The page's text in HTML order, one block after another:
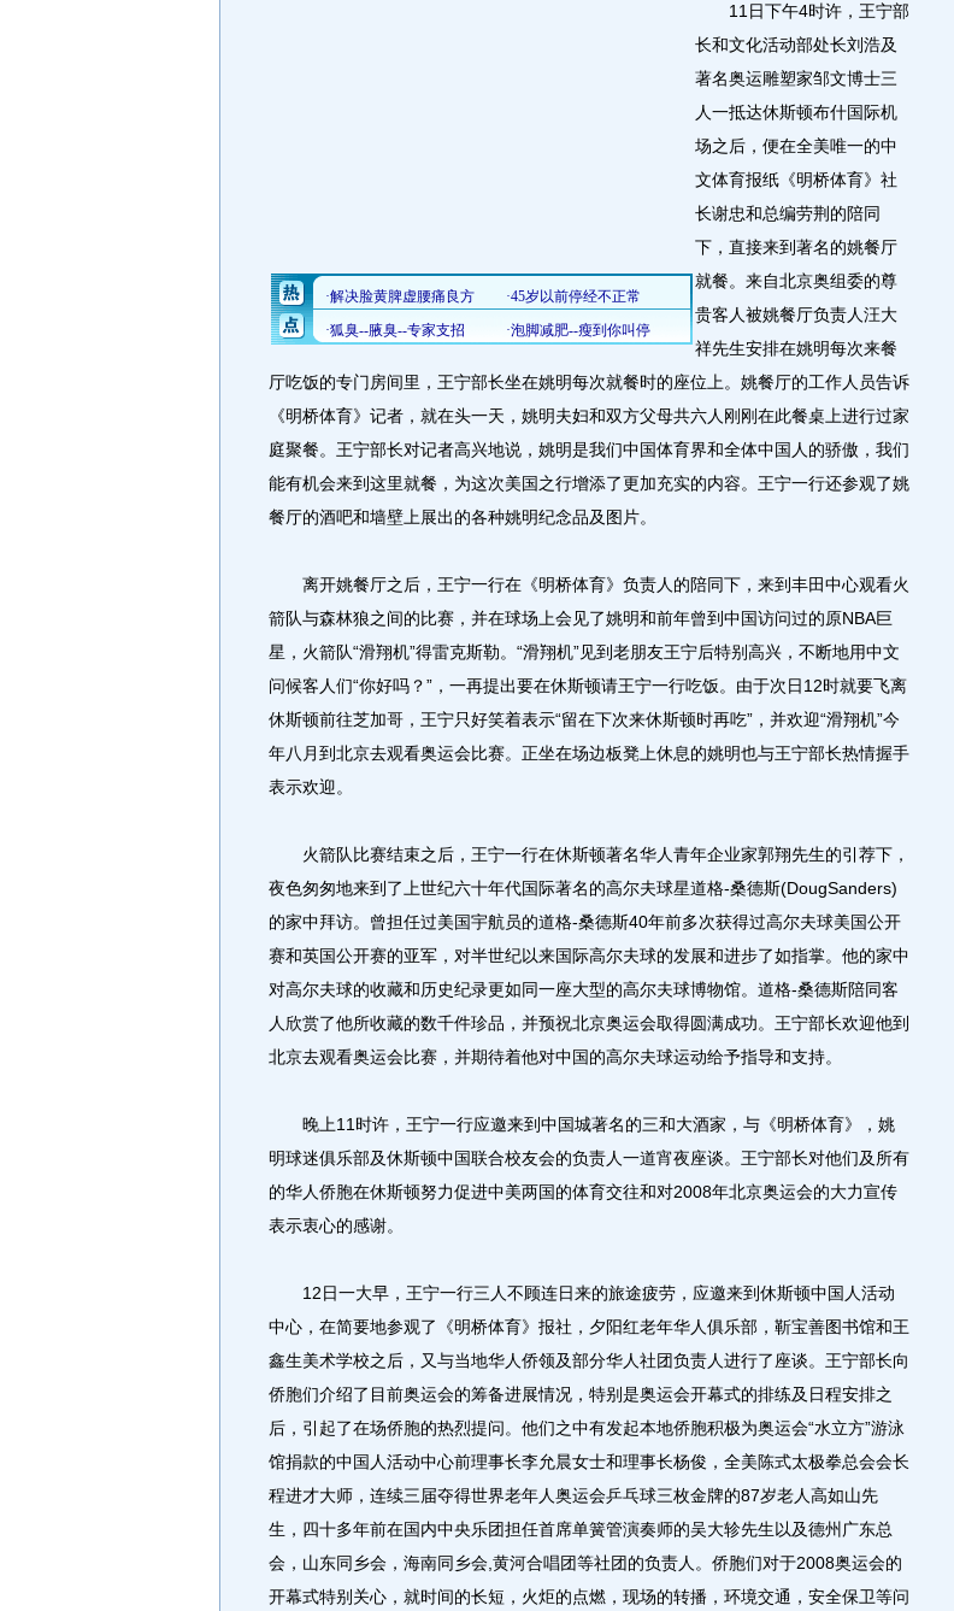
11日下午4时许，王宁部
长和文化活动部处长刘浩及
著名奥运雕塑家邹文博士三
人一抵达休斯顿布什国际机
场之后，便在全美唯一的中
文体育报纸《明桥体育》社
长谢忠和总编劳荆的陪同
下，直接来到著名的姚餐厅
就餐。来自北京奥组委的尊
贵客人被姚餐厅负责人汪大
祥先生安排在姚明每次来餐
厅吃饭的专门房间里，王宁部长坐在姚明每次就餐时的座位上。姚餐厅的工作人员告诉
《明桥体育》记者，就在头一天，姚明夫妇和双方父母共六人刚刚在此餐桌上进行过家
庭聚餐。王宁部长对记者高兴地说，姚明是我们中国体育界和全体中国人的骄傲，我们
能有机会来到这里就餐，为这次美国之行增添了更加充实的内容。王宁一行还参观了姚
餐厅的酒吧和墙壁上展出的各种姚明纪念品及图片。
离开姚餐厅之后，王宁一行在《明桥体育》负责人的陪同下，来到丰田中心观看火
箭队与森林狼之间的比赛，并在球场上会见了姚明和前年曾到中国访问过的原NBA巨
星，火箭队“滑翔机”得雷克斯勒。“滑翔机”见到老朋友王宁后特别高兴，不断地用中文
问候客人们“你好吗？”，一再提出要在休斯顿请王宁一行吃饭。由于次日12时就要飞离
休斯顿前往芝加哥，王宁只好笑着表示“留在下次来休斯顿时再吃”，并欢迎“滑翔机”今
年八月到北京去观看奥运会比赛。正坐在场边板凳上休息的姚明也与王宁部长热情握手
表示欢迎。
火箭队比赛结束之后，王宁一行在休斯顿著名华人青年企业家郭翔先生的引荐下，
夜色匆匆地来到了上世纪六十年代国际著名的高尔夫球星道格-桑德斯(DougSanders)
的家中拜访。曾担任过美国宇航员的道格-桑德斯40年前多次获得过高尔夫球美国公开
赛和英国公开赛的亚军，对半世纪以来国际高尔夫球的发展和进步了如指掌。他的家中
对高尔夫球的收藏和历史纪录更如同一座大型的高尔夫球博物馆。道格-桑德斯陪同客
人欣赏了他所收藏的数千件珍品，并预祝北京奥运会取得圆满成功。王宁部长欢迎他到
北京去观看奥运会比赛，并期待着他对中国的高尔夫球运动给予指导和支持。
晚上11时许，王宁一行应邀来到中国城著名的三和大酒家，与《明桥体育》，姚
明球迷俱乐部及休斯顿中国联合校友会的负责人一道宵夜座谈。王宁部长对他们及所有
的华人侨胞在休斯顿努力促进中美两国的体育交往和对2008年北京奥运会的大力宣传
表示衷心的感谢。
12日一大早，王宁一行三人不顾连日来的旅途疲劳，应邀来到休斯顿中国人活动
中心，在简要地参观了《明桥体育》报社，夕阳红老年华人俱乐部，靳宝善图书馆和王
鑫生美术学校之后，又与当地华人侨领及部分华人社团负责人进行了座谈。王宁部长向
侨胞们介绍了目前奥运会的筹备进展情况，特别是奥运会开幕式的排练及日程安排之
后，引起了在场侨胞的热烈提问。他们之中有发起本地侨胞积极为奥运会“水立方”游泳
馆捐款的中国人活动中心前理事长李允晨女士和理事长杨俊，全美陈式太极拳总会会长
程进才大师，连续三届夺得世界老年人奥运会乒乓球三枚金牌的87岁老人高如山先
生，四十多年前在国内中央乐团担任首席单簧管演奏师的吴大轸先生以及德州广东总
会，山东同乡会，海南同乡会,黄河合唱团等社团的负责人。侨胞们对于2008奥运会的
开幕式特别关心，就时间的长短，火炬的点燃，现场的转播，环境交通，安全保卫等问